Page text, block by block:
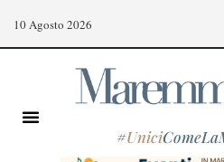
10 Agosto 2026
#Unici